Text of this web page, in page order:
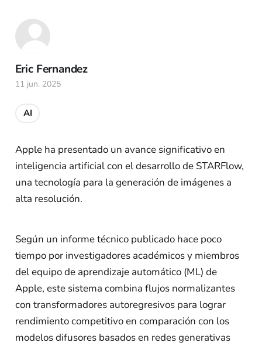
Apple ha presentado un avance significativo en
inteligencia artificial con el desarrollo de STARFlow,
una tecnología para la generación de imágenes a
alta resolución.
Según un informe técnico publicado hace poco
tiempo por investigadores académicos y miembros
del equipo de aprendizaje automático (ML) de
Apple, este sistema combina flujos normalizantes
con transformadores autoregresivos para lograr
rendimiento competitivo en comparación con los
modelos difusores basados en redes generativas
Eric Fernandez
11 jun. 2025
AI